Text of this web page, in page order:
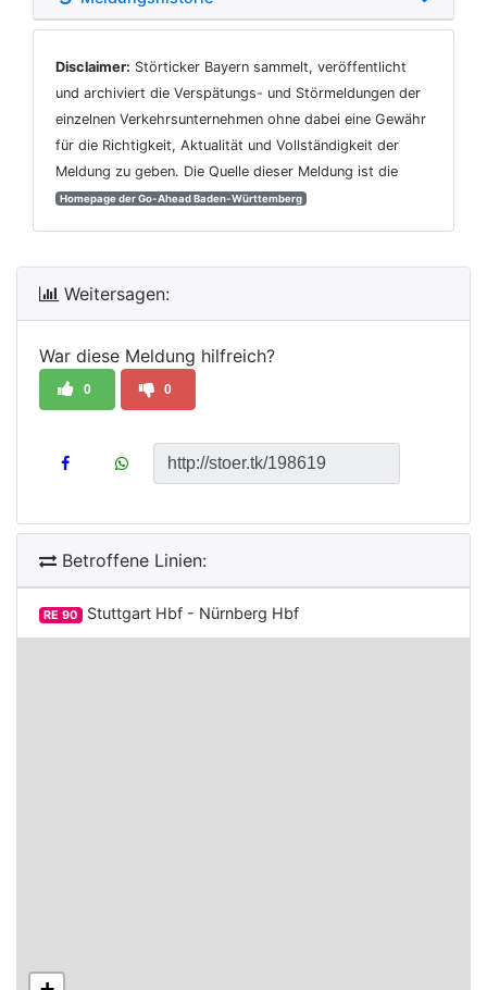
Disclaimer: Störticker Bayern sammelt, veröffentlicht
und archiviert die Verspätungs- und Störmeldungen der
einzelnen Verkehrsunternehmen ohne dabei eine Gewähr
für die Richtigkeit, Aktualität und Vollständigkeit der
Meldung zu geben. Die Quelle dieser Meldung ist die
Homepage der Go-Ahead Baden-Württemberg
Weitersagen:
War diese Meldung hilfreich?
0 0
Betroffene Linien:
RE 90 Stuttgart Hbf - Nürnberg Hbf